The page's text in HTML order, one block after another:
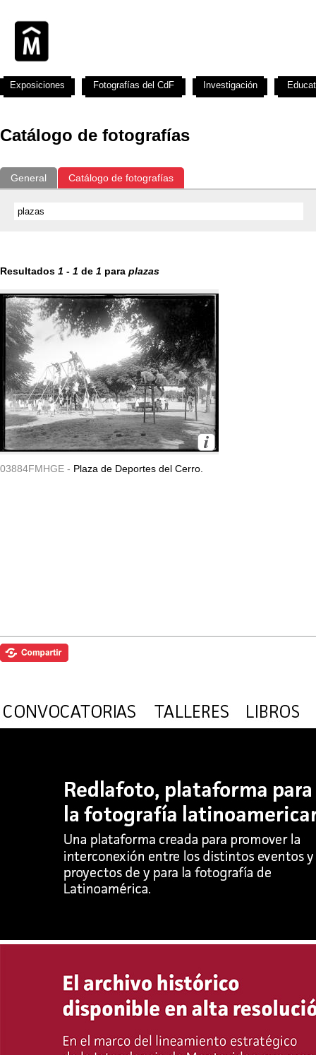
Catálogo de fotografías
General Catálogo de fotografías
Resultados 1 - 1 de 1 para plazas
03884FMHGE - Plaza de Deportes del Cerro.
Exposiciones Fotografías del CdF Investigación